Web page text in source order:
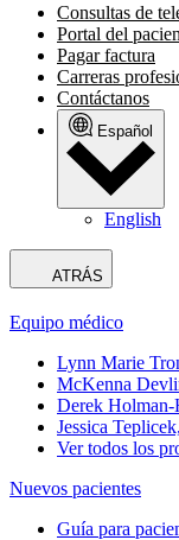
Consultas de
Portal del
Pagar factura
Carreras
Contáctanos
Español
English
ATRÁS
Equipo médico
Lynn Marie
McKenna
Derek
Jessica
Ver todos los
Nuevos pacientes
Guía para